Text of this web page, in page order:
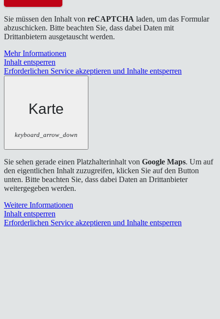
Sie müssen den Inhalt von reCAPTCHA laden, um das Formular
abzuschicken. Bitte beachten Sie, dass dabei Daten mit
Drittanbietern ausgetauscht werden.
Mehr Informationen
Inhalt entsperren
Erforderlichen Service akzeptieren und Inhalte entsperren
Karte
keyboard_arrow_down
Sie sehen gerade einen Platzhalterinhalt von Google Maps. Um auf
den eigentlichen Inhalt zuzugreifen, klicken Sie auf den Button
unten. Bitte beachten Sie, dass dabei Daten an Drittanbieter
weitergegeben werden.
Weitere Informationen
Inhalt entsperren
Erforderlichen Service akzeptieren und Inhalte entsperren